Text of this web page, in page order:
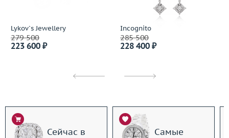
Lykov`s Jewellery
279 500
223 600 ₽
Incognito
285 500
228 400 ₽
Сейчас в
Самые